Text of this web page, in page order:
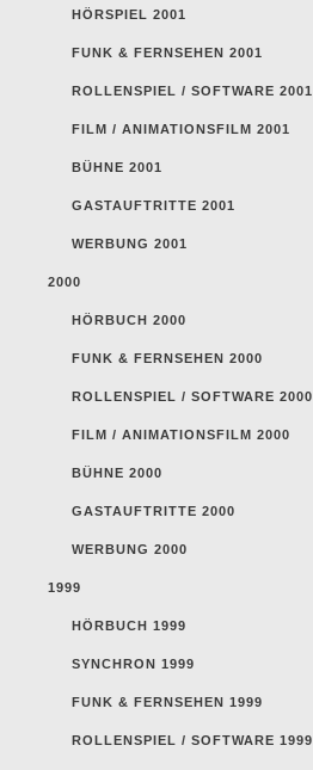
HÖRSPIEL 2001
FUNK & FERNSEHEN 2001
ROLLENSPIEL / SOFTWARE 2001
FILM / ANIMATIONSFILM 2001
BÜHNE 2001
GASTAUFTRITTE 2001
WERBUNG 2001
2000
HÖRBUCH 2000
FUNK & FERNSEHEN 2000
ROLLENSPIEL / SOFTWARE 2000
FILM / ANIMATIONSFILM 2000
BÜHNE 2000
GASTAUFTRITTE 2000
WERBUNG 2000
1999
HÖRBUCH 1999
SYNCHRON 1999
FUNK & FERNSEHEN 1999
ROLLENSPIEL / SOFTWARE 1999